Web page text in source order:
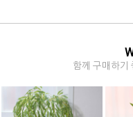
함께 구매하기